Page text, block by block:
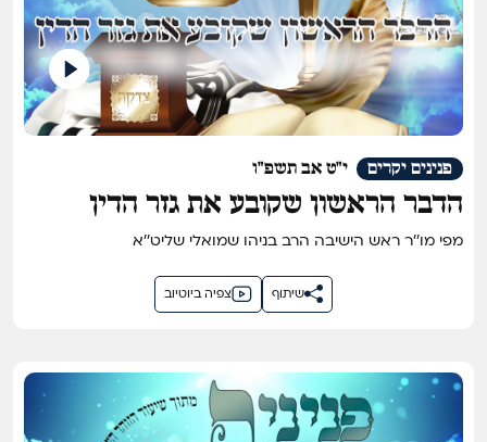
י"ט אב תשפ"ו פנינים יקרים
הדבר הראשון שקובע את גזר הדין
מפי מו''ר ראש הישיבה הרב בניהו שמואלי שליט''א
צפיה ביוטיוב שיתוף